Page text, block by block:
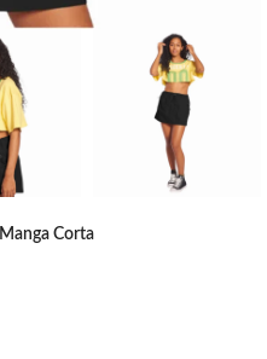
Manga Corta